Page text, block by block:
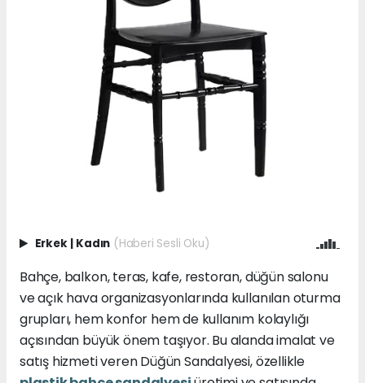
Erkek | Kadın (Haberi Sesli Oku)
Bahçe, balkon, teras, kafe, restoran, düğün salonu
ve açık hava organizasyonlarında kullanılan oturma
grupları, hem konfor hem de kullanım kolaylığı
açısından büyük önem taşıyor. Bu alanda imalat ve
satış hizmeti veren Düğün Sandalyesi, özellikle